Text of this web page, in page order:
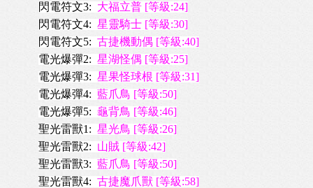
閃電符文3: 大福立普 [等級:24]
閃電符文4: 星靈騎士 [等級:30]
閃電符文5: 古捷機動偶 [等級:40]
電光爆彈2: 星湖怪偶 [等級:25]
電光爆彈3: 星果怪球根 [等級:31]
電光爆彈4: 藍爪鳥 [等級:50]
電光爆彈5: 龜背鳥 [等級:46]
聖光雷獸1: 星光鳥 [等級:26]
聖光雷獸2: 山賊 [等級:42]
聖光雷獸3: 藍爪鳥 [等級:50]
聖光雷獸4: 古捷魔爪獸 [等級:58]